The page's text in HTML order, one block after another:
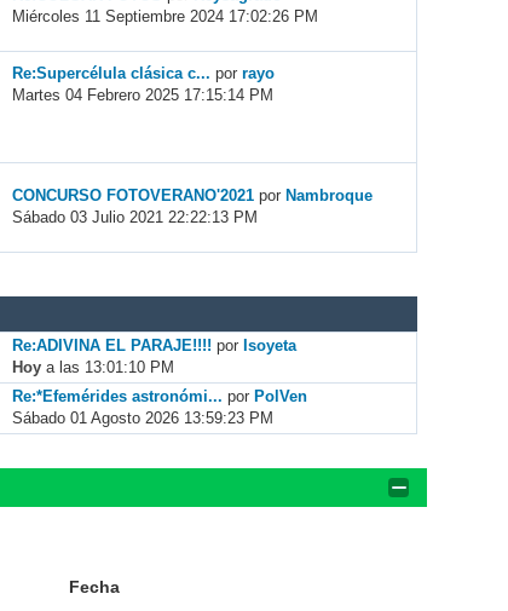
Miércoles 11 Septiembre 2024 17:02:26 PM
Re:Supercélula clásica c... porrayo
Martes 04 Febrero 2025 17:15:14 PM
CONCURSO FOTOVERANO'2021 por Nambroque
Sábado 03 Julio 2021 22:22:13 PM
Re:ADIVINA EL PARAJE!!!! por Isoyeta
Hoy a las 13:01:10 PM
Re:*Efemérides astronómi... por PolVen
Sábado 01 Agosto 2026 13:59:23 PM
Fecha